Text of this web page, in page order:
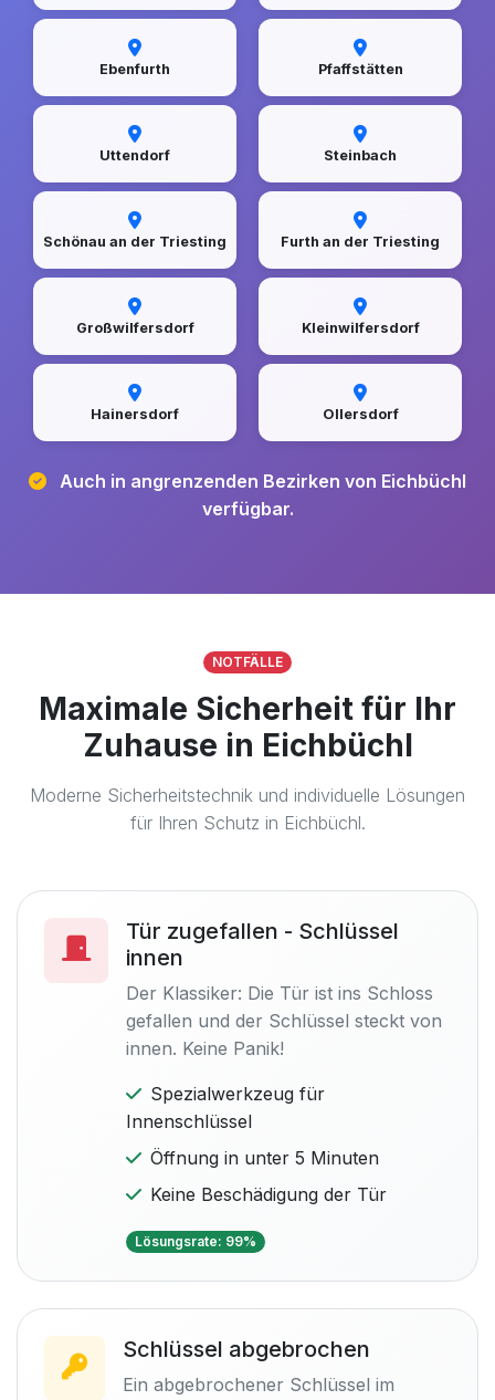
Ebenfurth Pfaffstätten
Uttendorf Steinbach
Schönau an der Triesting Furth an der Triesting
Großwilfersdorf Kleinwilfersdorf
Hainersdorf Ollersdorf
Auch in angrenzenden Bezirken von Eichbüchl
verfügbar.
NOTFÄLLE
Maximale Sicherheit für Ihr
Zuhause in Eichbüchl
Moderne Sicherheitstechnik und individuelle Lösungen
für Ihren Schutz in Eichbüchl.
Tür zugefallen - Schlüssel
innen
Der Klassiker: Die Tür ist ins Schloss
gefallen und der Schlüssel steckt von
innen. Keine Panik!
Spezialwerkzeug für
Innenschlüssel
Öffnung in unter 5 Minuten
Keine Beschädigung der Tür
Lösungsrate: 99%
Schlüssel abgebrochen
Ein abgebrochener Schlüssel im